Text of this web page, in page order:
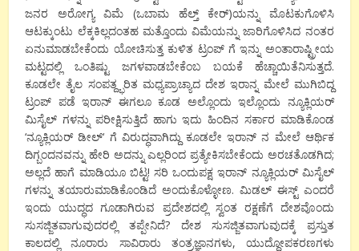
ಜನರ ಅರೋಗ್ಯ ವಿಮೆ (ಒಬಾಮ ಹೆಲ್ತ್ ಕೇರ್)ಯನ್ನು ಮೊಟಕುಗೊಳಿಸಿ
ಆಟಕ್ಕುಂಟು ಲೆಕ್ಕಕಿಲ್ಲದಂತಹ ಮತ್ತೊಂದು ವಿಮೆಯನ್ನು ಜಾರಿಗೊಳಿಸಿದ ನಂತರ
ಏನುಮಾಡಬೇಕೆಂದು ಯೋಚಿಸುತ್ತ ಕುಳಿತ ಟ್ರಂಪ್ ಗೆ ಇನ್ನು ಅಂತಾರಾಷ್ಟ್ರೀಯ
ಮಟ್ಟದಲ್ಲಿ ಒಂತಿಷ್ಟು ಜಗಳವಾಡಬೇಕೆಂಬ ಬಯಕೆ ಹೆಚ್ಚಾಯಿತೆನಿಸುತ್ತದೆ.
ಕೂಡಲೇ ತೈಲ ಸಂಪತ್ದ್ಭರಿತ ಮಧ್ಯಪ್ರಾಚ್ಯಾದ ದೇಶ ಇರಾನ್ನ ಮೇಲೆ ಮುಗಿಬಿದ್ದ
ಟ್ರಂಪ್ ಪಡೆ ಇರಾನ್ ಈಗಲೂ ಕೂಡ ಅಲ್ಲೊಂದು ಇಲ್ಲೊಂದು ನ್ಯೂಕ್ಲಿಯರ್
ಮಿಸೈಲ್ ಗಳನ್ನು ಪರೀಕ್ಷಿಸುತ್ತಿದೆ ಹಾಗು ಇದು ಹಿಂದಿನ ಸರ್ಕಾರ ಮಾಡಿಕೊಂಡ
‘ನ್ಯೂಕ್ಲಿಯರ್ ಡೀಲ್‘ ಗೆ ವಿರುದ್ಧವಾಗಿದ್ದು ಕೂಡಲೇ ಇರಾನ್ ನ ಮೇಲೆ ಆರ್ಥಿಕ
ದಿಗ್ಬಂದನವನ್ನು ಹೇರಿ ಅದನ್ನು ಎಲ್ಲರಿಂದ ಪ್ರತ್ಯೇಕಿಸಬೇಕೆಂದು ಅರಚತೊಡಗಿದ;
ಅಲ್ಲದೆ ಹಾಗೆ ಮಾಡಿಯೂ ಬಿಟ್ಟ! ಸರಿ ಒಂದುಪಕ್ಷ ಇರಾನ್ ನ್ಯೂಕ್ಲಿಯರ್ ಮಿಸೈಲ್
ಗಳನ್ನು ತಯಾರುಮಾಡಿಕೊಂಡಿದೆ ಅಂದುಕೊಳ್ಳೋಣ. ಮಿಡಲ್ ಈಸ್ಟ್ ಎಂದರೆ
ಇಂದು ಯುದ್ಧದ ಗೂಡಾಗಿರುವ ಪ್ರದೇಶದಲ್ಲಿ ಸ್ವಂತ ರಕ್ಷಣೆಗೆ ದೇಶವೊಂದು
ಸುಸಜ್ಜಿತವಾಗುವುದರಲ್ಲಿ ತಪ್ಪೇನಿದೆ? ದೇಶ ಸುಸಜ್ಜಿತವಾಗುವುದಕ್ಕೆ ಪ್ರಸ್ತುತ
ಕಾಲದಲ್ಲಿ ನೂರಾರು ಸಾವಿರಾರು ತಂತ್ರಜ್ಞಾನಗಳು, ಯುದ್ದೋಪಕರಣಗಳು